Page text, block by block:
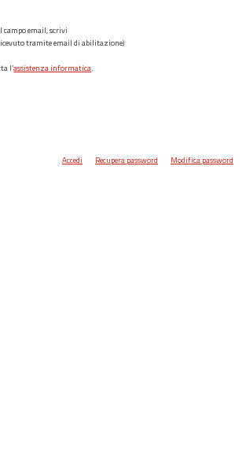
campo email, scrivi
tramite email di abilitazione)
l’assistenza informatica.
Accedi Recupera password Modifica password